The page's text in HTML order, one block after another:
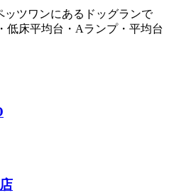
ッツワンにあるドッグランで
低床平均台・Aランプ・平均台